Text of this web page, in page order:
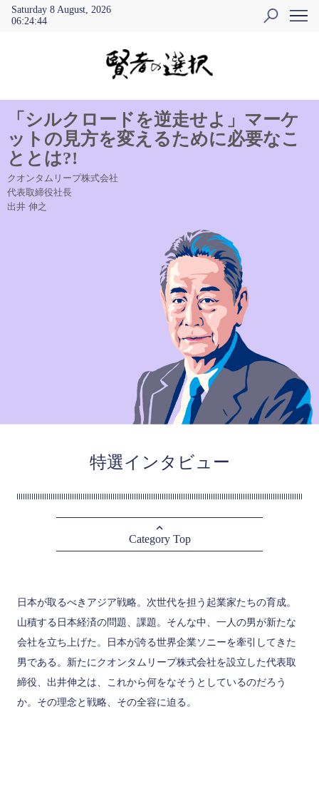
Saturday 8 August, 2026
06:24:44
「シルクロードを逆走せよ」マーケ
ットの見方を変えるために必要なこ
ととは?!
クオンタムリープ株式会社
代表取締役社長
出井 伸之
特選インタビュー
Category Top
日本が取るべきアジア戦略。次世代を担う起業家たちの育成。
山積する日本経済の問題、課題。そんな中、一人の男が新たな
会社を立ち上げた。日本が誇る世界企業ソニーを牽引してきた
男である。新たにクオンタムリープ株式会社を設立した代表取
締役、出井伸之は、これから何をなそうとしているのだろう
か。その理念と戦略、その全容に迫る。